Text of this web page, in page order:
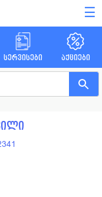
☰
სერვისები აქციები